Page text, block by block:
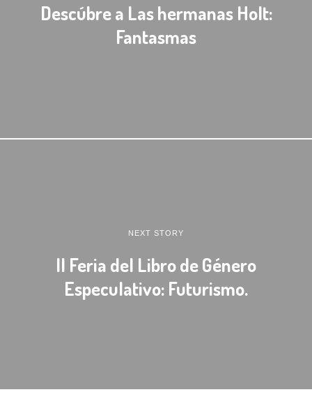
Descúbre a Las hermanas Holt:
Fantasmas
NEXT STORY
II Feria del Libro de Género
Especulativo: Futurismo.